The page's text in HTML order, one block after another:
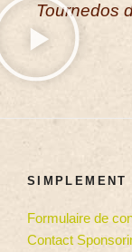
Tournedos
SIMPLEMENT
Formulaire de
Contact